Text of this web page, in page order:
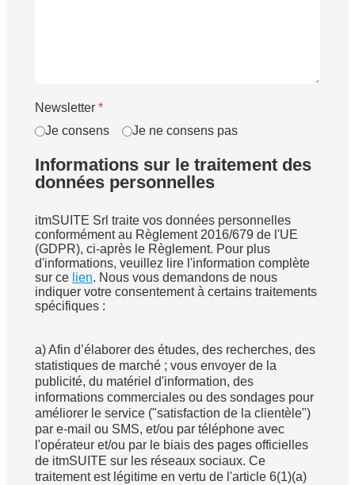
Newsletter *
Je consens
Je ne consens pas
Informations sur le traitement des
données personnelles
itmSUITE Srl traite vos données personnelles
conformément au Règlement 2016/679 de l'UE
(GDPR), ci-après le Règlement. Pour plus
d'informations, veuillez lire l'information complète
sur ce lien. Nous vous demandons de nous
indiquer votre consentement à certains traitements
spécifiques :
a) Afin d’élaborer des études, des recherches, des
statistiques de marché ; vous envoyer de la
publicité, du matériel d'information, des
informations commerciales ou des sondages pour
améliorer le service ("satisfaction de la clientèle")
par e-mail ou SMS, et/ou par téléphone avec
l'opérateur et/ou par le biais des pages officielles
de itmSUITE sur les réseaux sociaux. Ce
traitement est légitime en vertu de l'article 6(1)(a)